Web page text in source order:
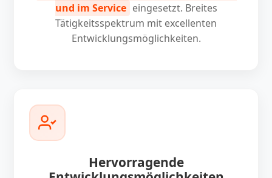
und im Service eingesetzt. Breites
Tätigkeitsspektrum mit excellenten
Entwicklungsmöglichkeiten.
Hervorragende